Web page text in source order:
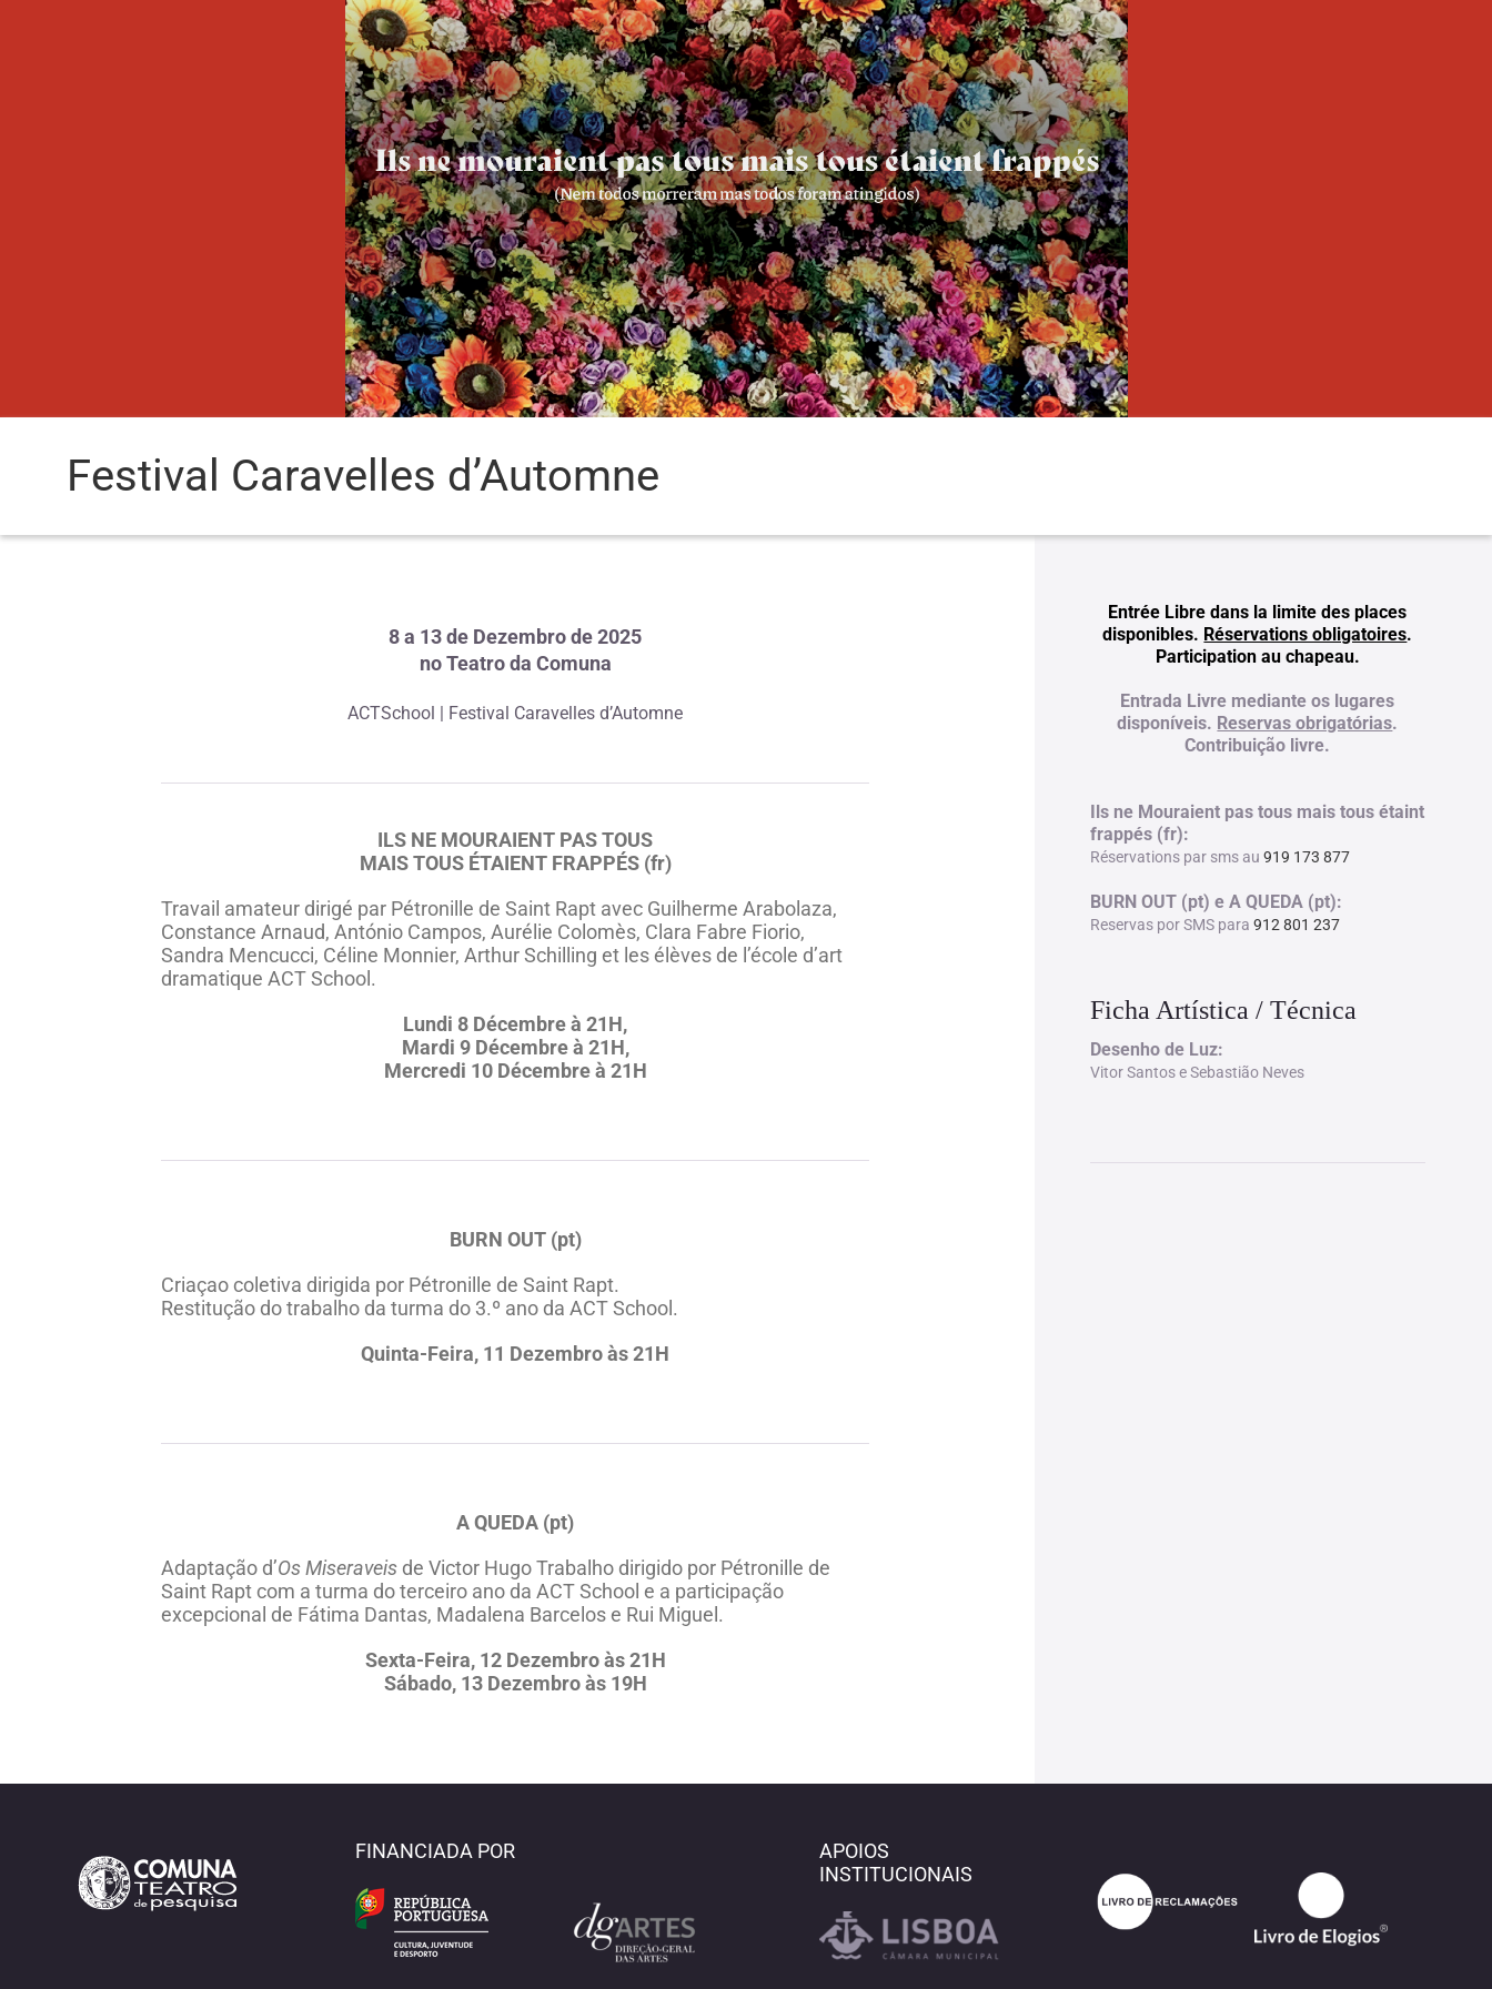
Festival Caravelles d’Automne
8 a 13 de Dezembro de 2025
no Teatro da Comuna
ACTSchool | Festival Caravelles d’Automne
ILS NE MOURAIENT PAS TOUS
MAIS TOUS ÉTAIENT FRAPPÉS (fr)
Travail amateur dirigé par Pétronille de Saint Rapt avec Guilherme Arabolaza,
Constance Arnaud, António Campos, Aurélie Colomès, Clara Fabre Fiorio,
Sandra Mencucci, Céline Monnier, Arthur Schilling et les élèves de l’école d’art
dramatique ACT School.
Lundi 8 Décembre à 21H,
Mardi 9 Décembre à 21H,
Mercredi 10 Décembre à 21H
BURN OUT (pt)
Criaçao coletiva dirigida por Pétronille de Saint Rapt.
Restitução do trabalho da turma do 3.º ano da ACT School.
Quinta-Feira, 11 Dezembro às 21H
A QUEDA (pt)
Adaptação d’Os Miseraveisde Victor Hugo Trabalho dirigido por Pétronille de
Saint Rapt com a turma do terceiro ano da ACT School e a participação
excepcional de Fátima Dantas, Madalena Barcelos e Rui Miguel.
Sexta-Feira, 12 Dezembro às 21H
Sábado, 13 Dezembro às 19H
Entrée Libre dans la limite des places
disponibles. Réservations obligatoires.
Participation au chapeau.
Entrada Livre mediante os lugares
disponíveis. Reservas obrigatórias.
Contribuição livre.
Ils ne Mouraient pas tous mais tous étaint
frappés (fr):
Réservations par sms au 919 173 877
BURN OUT (pt) e A QUEDA (pt):
Reservas por SMS para 912 801 237
Ficha Artística / Técnica
Desenho de Luz:
Vitor Santos e Sebastião Neves
FINANCIADA POR
APOIOS
INSTITUCIONAIS